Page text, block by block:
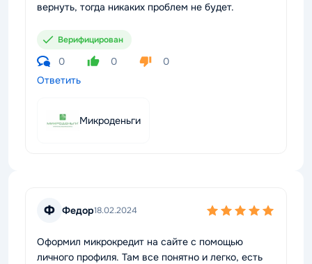
вернуть, тогда никаких проблем не будет.
Верифицирован
0 0
0
Ответить
Микроденьги
Ф Федор18.02.2024
Оформил микрокредит на сайте с помощью
личного профиля. Там все понятно и легко, есть